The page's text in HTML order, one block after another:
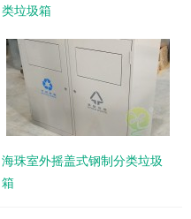
类垃圾箱
海珠室外摇盖式钢制分类垃圾
箱